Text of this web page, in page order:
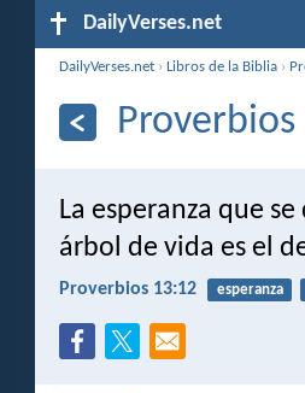
DailyVerses.net
DailyVerses.net ›Libros de la Biblia ›
Proverbios
La esperanza que
árbol de vida es el
Proverbios 13:12 esperanza